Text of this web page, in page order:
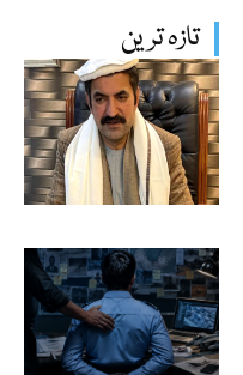
تازہ ترین